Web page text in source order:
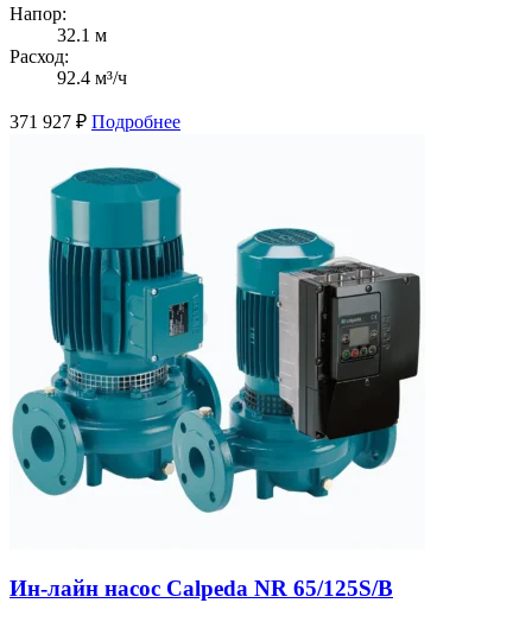
Напор:
32.1 м
Расход:
92.4 м³/ч
371 927 ₽ Подробнее
Ин-лайн насос Calpeda NR 65/125S/B